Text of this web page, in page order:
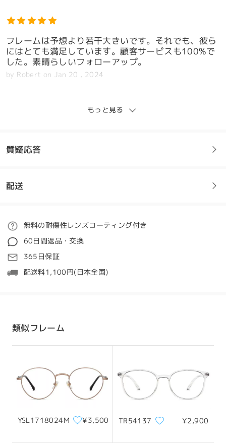
顔型:
サイズについて
フレームは予想より若干大きいです。それでも、彼ら
にはとても満足しています。顧客サービスも100%で
した。素晴らしいフォローアップ。
by Robert on Jan 20 , 2024
また、カスタマーサポートもここが最高です。
by Junior
レビューを書く
もっと見る
質疑応答
フレームについてご質問がある場合は、以下からお問い合わせく
質問する
配送
ご注文
処理時間
5-7営業日
詳細
配送時間
配送
無料の耐傷性レンズコーティング付き
60日間返品・交換
365日保証
配送料1,100円(日本全国)
類似フレーム
YSL1718024M ¥3,500 TR54137 ¥2,900